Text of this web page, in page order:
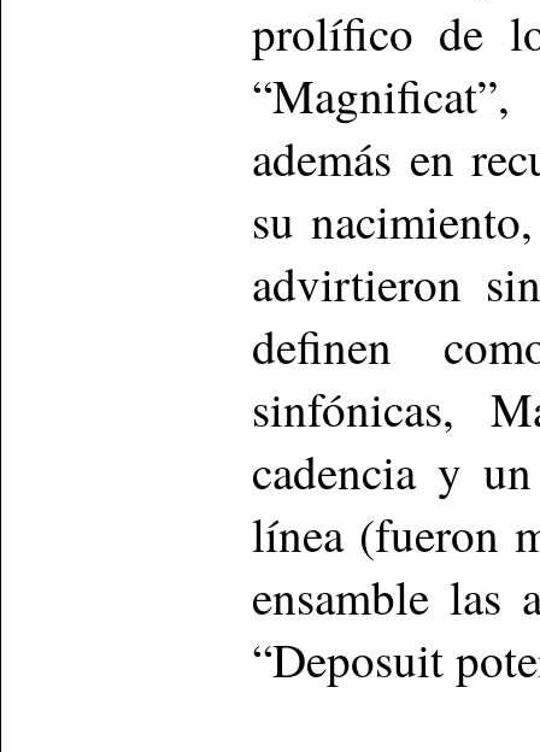
prolífico de
además en
su
advirtieron
definen
sinfónicas,
cadencia y
línea (fueron
ensamble
“Deposuit